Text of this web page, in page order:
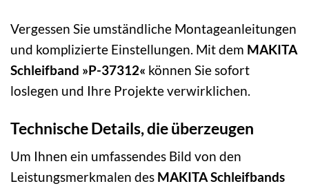
Vergessen Sie umständliche Montageanleitungen
und komplizierte Einstellungen. Mit dem MAKITA
Schleifband »P-37312« können Sie sofort
loslegen und Ihre Projekte verwirklichen.
Technische Details, die überzeugen
Um Ihnen ein umfassendes Bild von den
Leistungsmerkmalen des MAKITA Schleifbands